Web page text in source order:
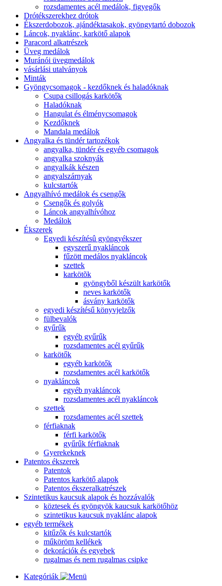
rozsdamentes acél medálok, figyegők
Drótékszerekhez drótok
Ékszerdobozok, ajándéktasakok, gyöngytartó dobozok
Láncok, nyaklánc, karkötő alapok
Paracord alkatrészek
Üveg medálok
Muránói üvegmedálok
vásárlási utalványok
Minták
Gyöngycsomagok - kezdőknek és haladóknak
Csupa csillogás karkötők
Haladóknak
Hangulat és élménycsomagok
Kezdőknek
Mandala medálok
Angyalka és tündér tartozékok
angyalka, tündér és egyéb csomagok
angyalka szoknyák
angyalkák készen
angyalszárnyak
kulcstartók
Angyalhívó medálok és csengők
Csengők és golyók
Láncok angyalhívóhoz
Medálok
Ékszerek
Egyedi készítésû gyöngyékszer
egyszerű nyakláncok
fűzött medálos nyakláncok
szettek
karkötõk
gyöngyből készült karkötők
neves karkötők
ásvány karkötők
egyedi készítésű könyvjelzők
fülbevalók
gyűrűk
egyéb gyűrűk
rozsdamentes acél gyűrűk
karkötők
egyéb karkötők
rozsdamentes acél karkötők
nyakláncok
egyéb nyakláncok
rozsdamentes acél nyakláncok
szettek
rozsdamentes acél szettek
férfiaknak
férfi karkötők
gyűrűk férfiaknak
Gyerekeknek
Patentos ékszerek
Patentok
Patentos karkötő alapok
Patentos ékszeralkatrészek
Szintetikus kaucsuk alapok és hozzávalók
köztesek és gyöngyök kaucsuk karkötőhöz
szintetikus kaucsuk nyaklánc alapok
egyéb termékek
kitűzők és kulcstartók
műköröm kellékek
dekorációk és egyebek
rugalmas és nem rugalmas csipke
Kategóriák